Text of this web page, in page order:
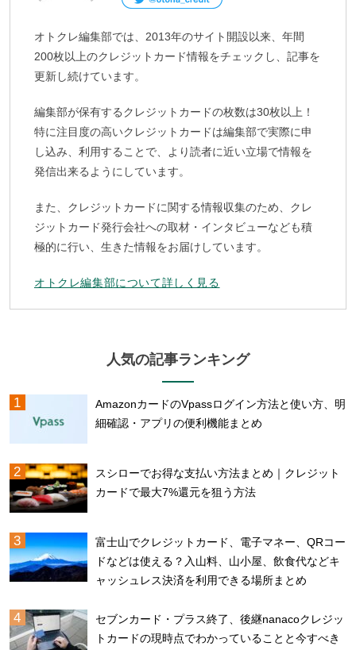
オトクレ編集部では、2013年のサイト開設以来、年間
200枚以上のクレジットカード情報をチェックし、記事を
更新し続けています。
編集部が保有するクレジットカードの枚数は30枚以上！
特に注目度の高いクレジットカードは編集部で実際に申
し込み、利用することで、より読者に近い立場で情報を
発信出来るようにしています。
また、クレジットカードに関する情報収集のため、クレ
ジットカード発行会社への取材・インタビューなども積
極的に行い、生きた情報をお届けしています。
オトクレ編集部について詳しく見る
人気の記事ランキング
AmazonカードのVpassログイン方法と使い方、明
細確認・アプリの便利機能まとめ
スシローでお得な支払い方法まとめ｜クレジット
カードで最大7%還元を狙う方法
富士山でクレジットカード、電子マネー、QRコー
ドなどは使える？入山料、山小屋、飲食代などキ
ャッシュレス決済を利用できる場所まとめ
セブンカード・プラス終了、後継nanacoクレジッ
トカードの現時点でわかっていることと今すべき